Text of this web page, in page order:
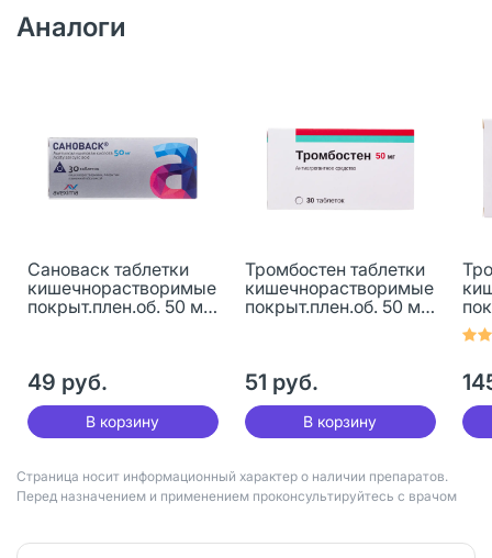
Аналоги
Сановаск таблетки
кишечнорастворимые
покрыт.плен.об. 50 мг
49 руб.
В корзину
Тромбостен таблетки
кишечнорастворимые
покрыт.плен.об. 50 мг
51 руб.
В корзину
Страница носит информационный характер о наличии препаратов.
Перед назначением и применением проконсультируйтесь с врачом